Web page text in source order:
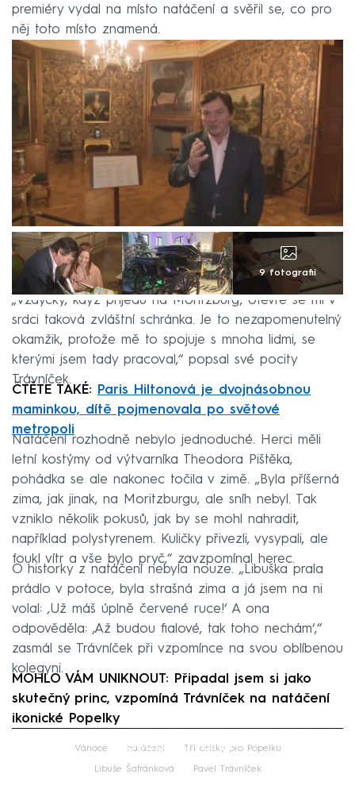
premiéry vydal na místo natáčení a svěřil se, co pro
něj toto místo znamená.
9 fotografií
„Vždycky, když přijedu na Moritzburg, otevře se mi v
srdci taková zvláštní schránka. Je to nezapomenutelný
okamžik, protože mě to spojuje s mnoha lidmi, se
kterými jsem tady pracoval,“ popsal své pocity
Trávníček.
ČTĚTE TAKÉ:
Paris Hiltonová je dvojnásobnou
maminkou, dítě pojmenovala po světové
metropoli
Natáčení rozhodně nebylo jednoduché. Herci měli
letní kostýmy od výtvarníka Theodora Pištěka,
pohádka se ale nakonec točila v zimě. „Byla příšerná
zima, jak jinak, na Moritzburgu, ale sníh nebyl. Tak
vzniklo několik pokusů, jak by se mohl nahradit,
například polystyrenem. Kuličky přivezli, vysypali, ale
foukl vítr a vše bylo pryč,“ zavzpomínal herec.
O historky z natáčení nebyla nouze. „Libuška prala
prádlo v potoce, byla strašná zima a já jsem na ni
volal: ‚Už máš úplně červené ruce!‘ A ona
odpověděla: ‚Až budou fialové, tak toho nechám‘,“
zasmál se Trávníček při vzpomínce na svou oblíbenou
kolegyni.
MOHLO VÁM UNIKNOUT: Připadal jsem si jako
skutečný princ, vzpomíná Trávníček na natáčení
ikonické Popelky
Failed to fetch
Vánoce natáčení Tři oříšky pro Popelku
Libuše Šafránková Pavel Trávníček